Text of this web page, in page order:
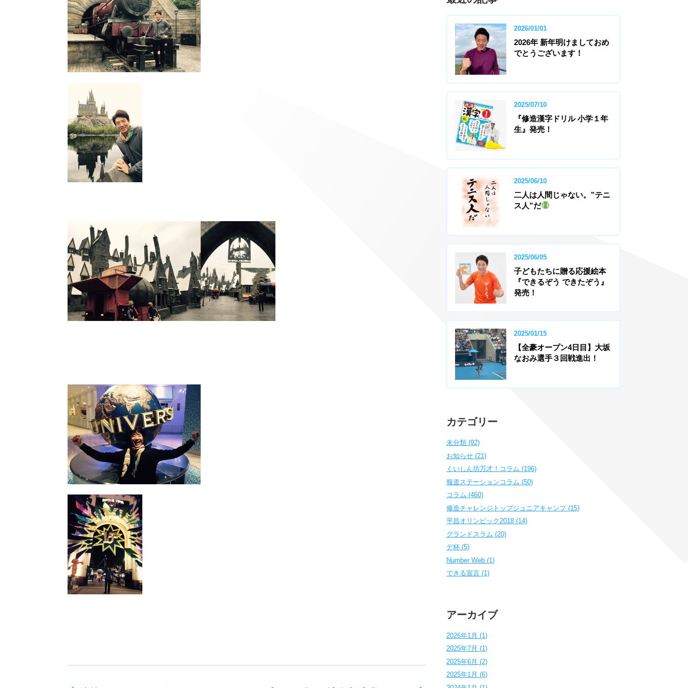
2026/01/01
2026年 新年明けましておめ
でとうございます！
2025/07/10
『修造漢字ドリル 小学１年
生』発売！
2025/06/10
二人は人間じゃない。”テニ
ス人”だ
2025/06/05
子どもたちに贈る応援絵本
『できるぞう できたぞう』
発売！
2025/01/15
【全豪オープン4日目】大坂
なおみ選手３回戦進出！
カテゴリー
未分類 (92)
お知らせ (21)
くいしん坊万才！コラム (196)
報道ステーションコラム (50)
コラム (460)
修造チャレンジトップジュニアキャンプ (15)
平昌オリンピック2018 (14)
グランドスラム (20)
デ杯 (5)
Number Web (1)
できる宣言 (1)
アーカイブ
2026年1月 (1)
2025年7月 (1)
2025年6月 (2)
2025年1月 (6)